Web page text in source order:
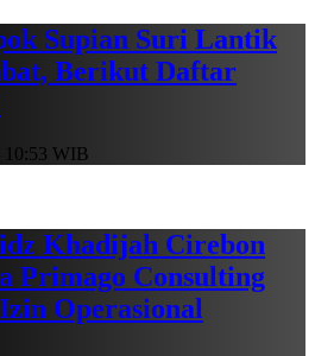
Supian Suri Lantik
Berikut Daftar
10:53 WIB
Khadijah Cirebon
Primago Consulting
Operasional